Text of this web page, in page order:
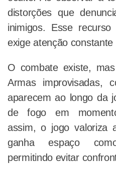
distorções que
inimigos. Esse
exige atenção
O combate existe,
Armas improvisadas,
aparecem ao longo da
de fogo em
assim, o jogo valoriza
ganha espaço
permitindo evitar